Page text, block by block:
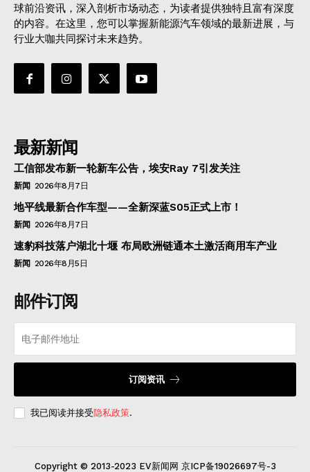
球前沿资讯，深入剖析市场动态，为读者提供独特且富有深度
的内容。在这里，您可以掌握新能源汽车领域的最新进展，与
行业大咖共同探讨未来趋势。
最新新闻
工信部发布新一轮新车公告，埃安Ray 7引发关注
新闻 2026年8月7日
地平线最新合作车型——全新深蓝S05正式上市！
新闻 2026年8月7日
速豹科技落户湖北十堰 布局欧洲链通本土激活商用车产业
新闻 2026年8月5日
邮件订阅
订阅资讯
我已阅读并接受隐私政策.
Copyright © 2013-2023 EV新闻网 京ICP备19026697号-3